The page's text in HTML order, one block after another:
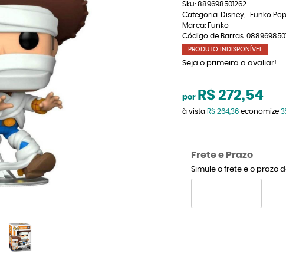
Sku: 889698501262
Categoria: Disney Funko Pop
Marca: Funko
Código de Barras:
PRODUTO INDISPONÍVEL
Seja o primeira a avaliar!
por R$ 272,54
à vista R$ 264,36economize
Frete e Prazo
Simule o frete e o prazo